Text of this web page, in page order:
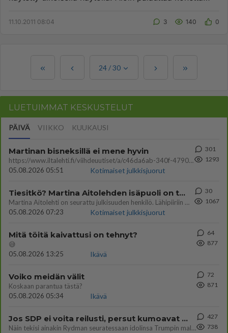
11.10.2011 08:04 3 140 0
24 /30
LUETUIMMAT KESKUSTELUT
PÄIVÄ VIIKKO KUUKAUSI
Martinan bisneksillä ei mene hyvin
https://www.iltalehti.fi/viihdeuutiset/a/c46da6ab-340f-4790-aaa7-0865eed2336 Yrityksen konkurssihakemus on tullut kärä
05.08.2026 05:51
Kotimaiset julkkisjuorut
301
1293
Tiesitkö? Martina Aitolehden isäpuoli on tämä suosittu laulaja
Martina Aitolehti on seurattu julkisuuden henkilö. Lähipiiriin mahtuu muitakin tunnettuja henkilöitä. Tiesitkö, että Ma
05.08.2026 07:23
Kotimaiset julkkisjuorut
30
1067
Mitä töitä kaivattusi on tehnyt?
😅
05.08.2026 13:25
Ikävä
64
877
Voiko meidän välit
Koskaan parantua tästä?
05.08.2026 05:34
Ikävä
72
871
Jos SDP ei voita reilusti, persut kumoavat demokratian Suomesta
Näin tekisi ainakin Rydman seuratessaan idolinsa Trumpin mallia https://www.is.fi/politiikka/art-2000012187244.html
427
738